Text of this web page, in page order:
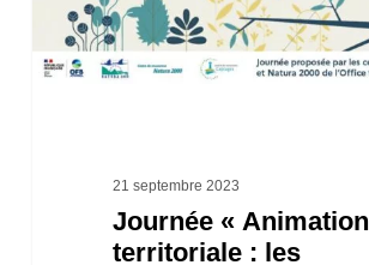
pour
accompagner
21 septembre 2023
Journée « Animation
territoriale : les